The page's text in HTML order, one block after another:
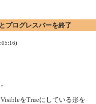
プログレスバーを終了
をTrueにしている形を